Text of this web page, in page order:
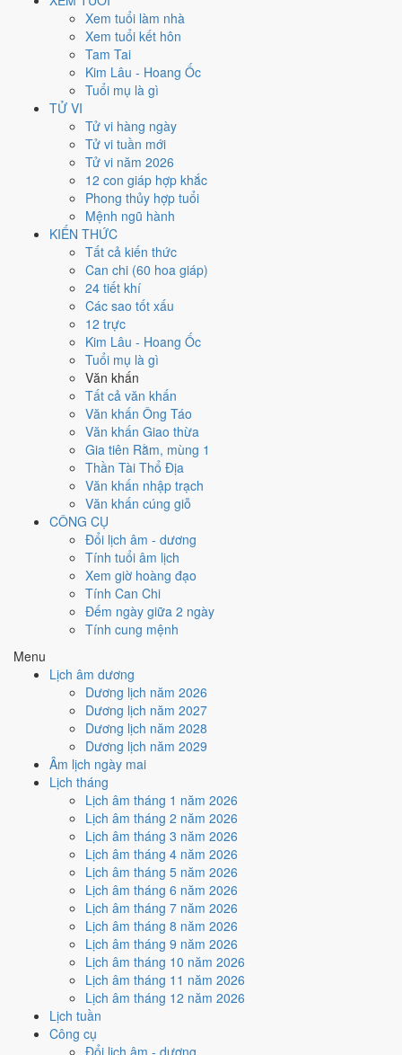
Xem tuổi làm nhà
Xem tuổi kết hôn
Tam Tai
Kim Lâu - Hoang Ốc
Tuổi mụ là gì
TỬ VI
Tử vi hàng ngày
Tử vi tuần mới
Tử vi năm 2026
12 con giáp hợp khắc
Phong thủy hợp tuổi
Mệnh ngũ hành
KIẾN THỨC
Tất cả kiến thức
Can chi (60 hoa giáp)
24 tiết khí
Các sao tốt xấu
12 trực
Kim Lâu - Hoang Ốc
Tuổi mụ là gì
Văn khấn
Tất cả văn khấn
Văn khấn Ông Táo
Văn khấn Giao thừa
Gia tiên Rằm, mùng 1
Thần Tài Thổ Địa
Văn khấn nhập trạch
Văn khấn cúng giỗ
CÔNG CỤ
Đổi lịch âm - dương
Tính tuổi âm lịch
Xem giờ hoàng đạo
Tính Can Chi
Đếm ngày giữa 2 ngày
Tính cung mệnh
Menu
Lịch âm dương
Dương lịch năm 2026
Dương lịch năm 2027
Dương lịch năm 2028
Dương lịch năm 2029
Âm lịch ngày mai
Lịch tháng
Lịch âm tháng 1 năm 2026
Lịch âm tháng 2 năm 2026
Lịch âm tháng 3 năm 2026
Lịch âm tháng 4 năm 2026
Lịch âm tháng 5 năm 2026
Lịch âm tháng 6 năm 2026
Lịch âm tháng 7 năm 2026
Lịch âm tháng 8 năm 2026
Lịch âm tháng 9 năm 2026
Lịch âm tháng 10 năm 2026
Lịch âm tháng 11 năm 2026
Lịch âm tháng 12 năm 2026
Lịch tuần
Công cụ
Đổi lịch âm - dương
Nhâm Tý
Ngày Nhâm Tuất có TrựcKhai(ngày khai mở, bắt đầu mới) nhưng
Thiên Hình hắc đạo. Điểm trung bình 7 việc chính
Ngày Bình Hòa, phù hợp với công việc thường ngày.
Dần, Ngọ, Mão
Ngày 24/12/1967 tốt hay xấu cho
việc gì?
Ngày 24/12/1967 đạt5.7/10trung bình cho 7 việc chính: cao nhất là
Trồng cây - tỉa cành (10/10)
Trực Khai (ngày khai mở, bắt đầu mới) nhưng gặp Sao Thiên Hình hắc
đạo nên điểm từng việc chênh nhau như bảng dưới.
Cưới hỏi - đính hôn
Tốt
Cưới hỏi - đính hôn hôm nay ở
, nhưng Ngày Hắc Đạo kéo giảm điểm.
Cách tính ngày tốt
🏪
Khai trương - mở cửa hàng
Tốt
Khai trương - mở cửa hàng hôm nay ở
Trực Khai, nhưng Ngày Hắc Đạo kéo giảm điểm.
Cách tính ngày tốt
Ký hợp đồng - giao ước
Trung bình
Ký hợp đồng - giao ước hôm nay ở
Ngày Hắc Đạogây bất lợi.
Cách tính ngày tốt
Động thổ - khởi công
Tốt
Động thổ - khởi công hôm nay ở
Khai, nhưng Ngày Hắc Đạo kéo giảm điểm.
Cách tính ngày tốt
Nhập trạch - vào nhà mới
Tốt
Nhập trạch - vào nhà mới hôm nay ở
Trực Khai, nhưng Ngày Hắc Đạo kéo giảm điểm.
Cách tính ngày tốt
Mua xe - tậu xe
Tốt
Mua xe - tậu xe hôm nay ởmức tốt (6/10)
nhưng Ngày Hắc Đạo kéo giảm điểm.
Cách tính ngày tốt
✈️
Xuất hành - đi xa
6 /10Tốt
Xuất hành - đi xa hôm nay ở